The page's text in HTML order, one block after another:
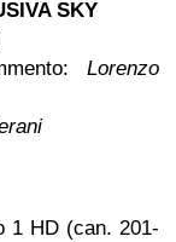
SKY
Lorenzo
1 HD (can. 201-